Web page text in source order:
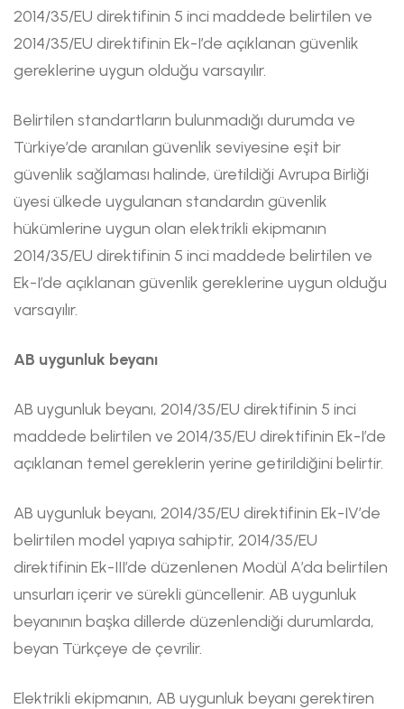
2014/35/EU direktifinin 5 inci maddede belirtilen ve
2014/35/EU direktifinin Ek-I’de açıklanan güvenlik
gereklerine uygun olduğu varsayılır.
Belirtilen standartların bulunmadığı durumda ve
Türkiye’de aranılan güvenlik seviyesine eşit bir
güvenlik sağlaması halinde, üretildiği Avrupa Birliği
üyesi ülkede uygulanan standardın güvenlik
hükümlerine uygun olan elektrikli ekipmanın
2014/35/EU direktifinin 5 inci maddede belirtilen ve
Ek-I’de açıklanan güvenlik gereklerine uygun olduğu
varsayılır.
AB uygunluk beyanı
AB uygunluk beyanı, 2014/35/EU direktifinin 5 inci
maddede belirtilen ve 2014/35/EU direktifinin Ek-I’de
açıklanan temel gereklerin yerine getirildiğini belirtir.
AB uygunluk beyanı, 2014/35/EU direktifinin Ek-IV’de
belirtilen model yapıya sahiptir, 2014/35/EU
direktifinin Ek-III’de düzenlenen Modül A’da belirtilen
unsurları içerir ve sürekli güncellenir. AB uygunluk
beyanının başka dillerde düzenlendiği durumlarda,
beyan Türkçeye de çevrilir.
Elektrikli ekipmanın, AB uygunluk beyanı gerektiren